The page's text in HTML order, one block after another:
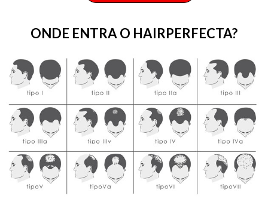
ONDE ENTRA O HAIRPERFECTA?